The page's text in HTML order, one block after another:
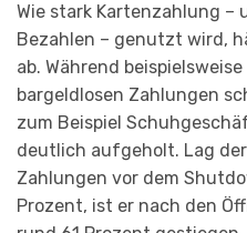
Wie stark Kartenzahlung –
Bezahlen – genutzt wird,
ab. Während
bargeldlosen Zahlungen
zum Beispiel
deutlich aufgeholt. Lag
Zahlungen vor dem
Prozent, ist er nach den